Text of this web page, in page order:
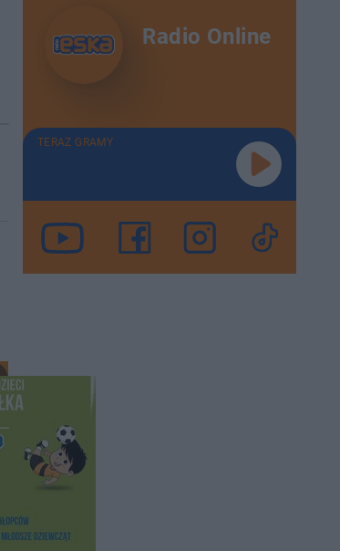
Radio Online
TERAZ GRAMY